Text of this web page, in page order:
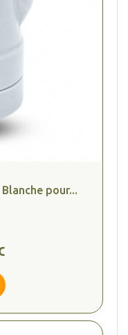
pour...